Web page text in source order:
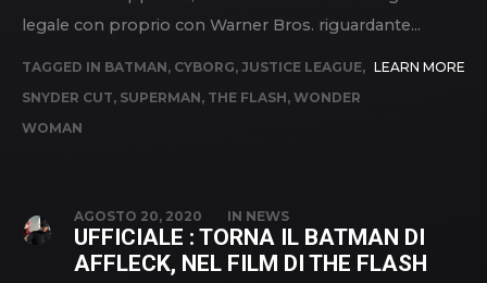
legale con proprio con Warner Bros. riguardante...
TAGGED IN BATMAN, CYBORG, JUSTICE LEAGUE,
SNYDER CUT, SUPERMAN, THE FLASH, WONDER
WOMAN
LEARN MORE
AGOSTO 20, 2020 IN NEWS
UFFICIALE : TORNA IL BATMAN DI
AFFLECK, NEL FILM DI THE FLASH